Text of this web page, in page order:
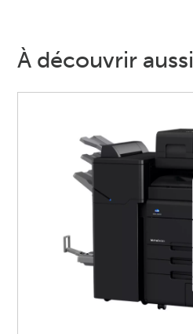
À découvrir aussi